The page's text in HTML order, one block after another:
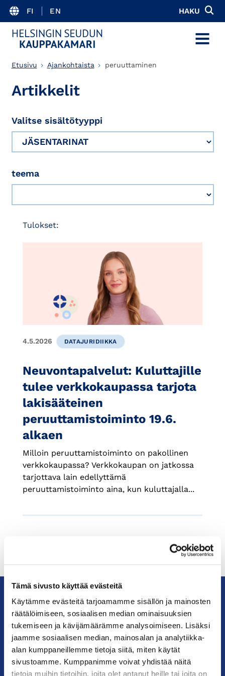
Tämä sivusto käyttää evästeitä
Käytämme evästeitä tarjoamamme sisällön ja mainosten
räätälöimiseen, sosiaalisen median ominaisuuksien
tukemiseen ja kävijämäärämme analysoimiseen. Lisäksi
jaamme sosiaalisen median, mainosalan ja analytiikka-
alan kumppaneillemme tietoja siitä, miten käytät
sivustoamme. Kumppanimme voivat yhdistää näitä
tietoja muihin tietoihin, joita olet antanut heille tai joita on
FI EN HAKU
MENU
Etusivu Ajankohtaista peruuttaminen
Artikkelit
Valitse sisältötyyppi
teema
Tulokset:
4.5.2026 DATAJURIDIIKKA
Neuvontapalvelut: Kuluttajille
tulee verkkokaupassa tarjota
lakisääteinen
peruuttamistoiminto 19.6.
alkaen
Milloin peruuttamistoiminto on pakollinen
verkkokaupassa? Verkkokaupan on jatkossa
tarjottava lain edellyttämä
peruuttamistoiminto aina, kun kuluttajalla...
KauppakamariHelsingin
seudun
kauppakamari
YHTEYSTIEDOT